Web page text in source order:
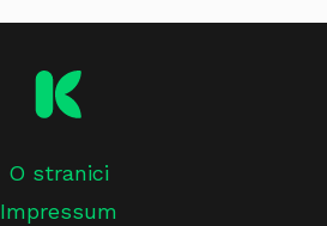
O stranici
Impressum